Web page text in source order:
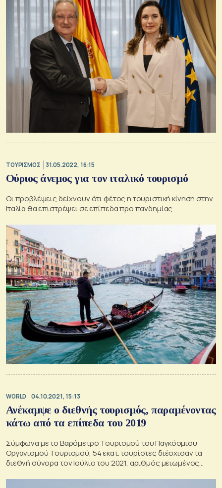
ΤΟΥΡΙΣΜΟΣ 31.05.2022, 16:15
Ούριος άνεμος για τον ιταλικό τουρισμό
Οι προβλέψεις δείχνουν ότι φέτος η τουριστική κίνηση στην
Ιταλία θα επιστρέψει σε επίπεδα προ πανδημίας
WORLD 04.10.2021, 15:13
Ανέκαμψε ο διεθνής τουρισμός, παραμένοντας
κάτω από τα επίπεδα του 2019
Σύμφωνα με το Βαρόμετρο Τουρισμού του Παγκόσμιου
Οργανισμού Τουρισμού, 54 εκατ. τουρίστες διέσχισαν τα
διεθνή σύνορα τον Ιούλιο του 2021, αριθμός μειωμένος